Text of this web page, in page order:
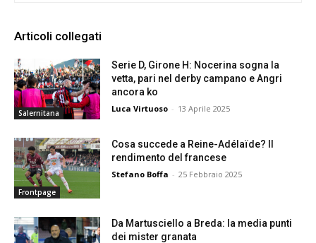
Articoli collegati
Salernitana
Serie D, Girone H: Nocerina sogna la
vetta, pari nel derby campano e Angri
ancora ko
Luca Virtuoso - 13 Aprile 2025
Frontpage
Cosa succede a Reine-Adélaïde? Il
rendimento del francese
Stefano Boffa - 25 Febbraio 2025
Da Martusciello a Breda: la media punti
dei mister granata